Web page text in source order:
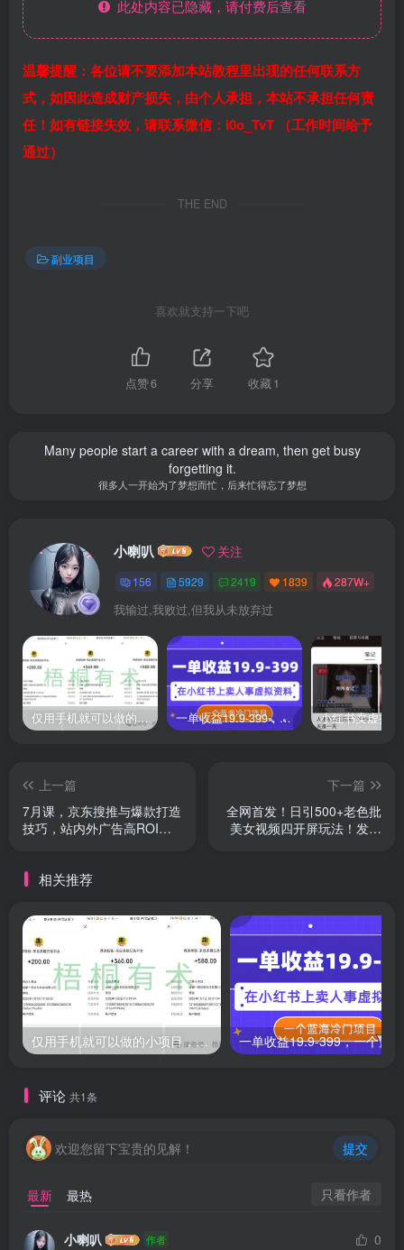
此处内容已隐藏，请付费后查看
温馨提醒：各位请不要添加本站教程里出现的任何联系方
式，如因此造成财产损失，由个人承担，本站不承担任何责
任！如有链接失效，请联系微信：i0o_TvT （工作时间给予
通过）
THE END
副业项目
喜欢就支持一下吧
点赞6 分享 收藏1
Many people start a career with a dream, then get busy
forgetting it.
很多人一开始为了梦想而忙，后来忙得忘了梦想
小喇叭 关注
156 5929 2419 1839 287W+
我输过,我败过,但我从未放弃过
仅用手机就可以做的小项目，当天就能见钱，每天100-300 一单收益19.9-399，一个蓝海冷门项目，在小红书上卖人事虚拟资料
上一篇
7月课，京东搜推与爆款打造
技巧，站内外广告高ROI投
下一篇
全网首发！日引500+老色批
美女视频四开屏玩法！发一
相关推荐
仅用手机就可以做的小项目，当天就能见钱，每天100-300
评论 共1条
欢迎您留下宝贵的见解！ 提交
最新 最热 只看作者
小喇叭 作者
0